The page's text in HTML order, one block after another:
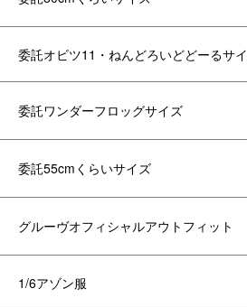
委託オビツ11・ねんどろいどどーるサ
委託ワンダーフロッグサイズ
委託55cmくらいサイズ
グルーヴオフィシャルアウトフィット
1/6アゾン服